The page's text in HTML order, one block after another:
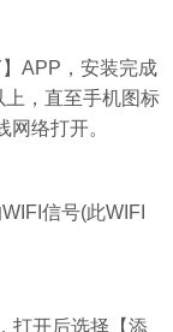
APP，安装完成
，直至手机图标
络打开。
信号(此WIFI
打开后选择【添